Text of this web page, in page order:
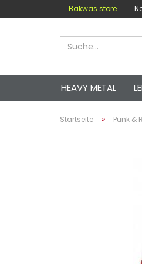
Bakwas.store
HEAVY METAL
Startseite » Punk &